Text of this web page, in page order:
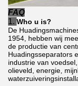
FAQ
1. Who u is?
De
1954, hebben wij
de productie van
Huadingsseparators
industrie van
olieveld, energie,